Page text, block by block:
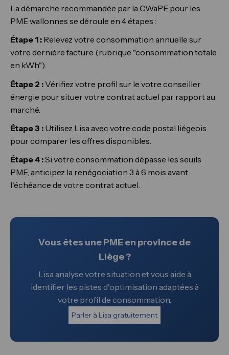
La démarche recommandée par la CWaPE pour les
PME wallonnes se déroule en 4 étapes :
Étape 1 : Relevez votre consommation annuelle sur
votre dernière facture (rubrique "consommation totale
en kWh").
Étape 2 :Vérifiez votre profil sur le votre conseiller
énergie pour situer votre contrat actuel par rapport au
marché.
Étape 3 : Utilisez Lisa avec votre code postal liégeois
pour comparer les offres disponibles.
Étape 4 :Si votre consommation dépasse les seuils
PME, anticipez la renégociation 3 à 6 mois avant
l'échéance de votre contrat actuel.
Vous êtes une PME en province de
Liège ?
Lisa analyse votre situation et vous aide à
identifier les pistes d'optimisation adaptées à
votre profil de consommation.
Parler à Lisa gratuitement